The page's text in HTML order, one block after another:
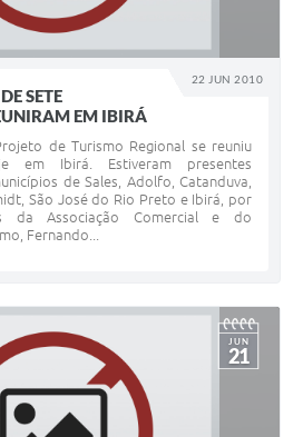
22 JUN 2010
SETE
EM IBIRÁ
de Turismo Regional se reuniu
em Ibirá. Estiveram presentes
de Sales, Adolfo, Catanduva,
São José do Rio Preto e Ibirá, por
da Associação Comercial e do
Fernando...
JUN
21